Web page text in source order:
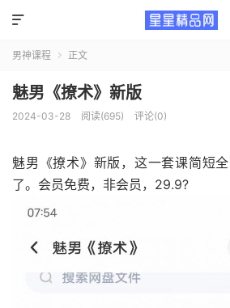

男神课程  正文
魅男《撩术》新版
2024-03-28 阅读(695) 评论(0)
魅男《撩术》新版，这一套课简短
了。会员免费，非会员，29.9?